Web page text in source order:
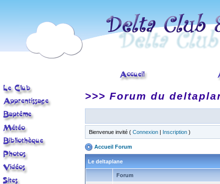
>>> Forum du
Bienvenue invité ( Connexion | Inscription )
Accueil Forum
Le deltaplane
Forum